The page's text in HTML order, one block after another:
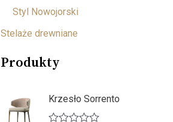
Styl Nowojorski
Stelaże drewniane
Produkty
Krzesło Sorrento